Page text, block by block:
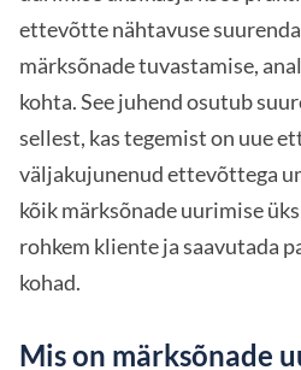
ettevõtte nähtavuse
märksõnade tuvastamise,
kohta. See juhend osutub
sellest, kas tegemist on uue
väljakujunenud ettevõttega
kõik märksõnade uurimise
rohkem kliente ja saavutada
kohad.
Mis on märksõnade